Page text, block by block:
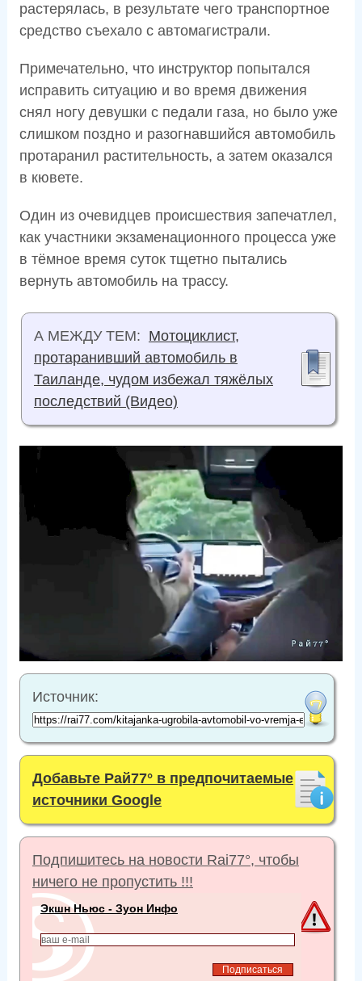
растерялась, в результате чего транспортное
средство съехало с автомагистрали.
Примечательно, что инструктор попытался
исправить ситуацию и во время движения
снял ногу девушки с педали газа, но было уже
слишком поздно и разогнавшийся автомобиль
протаранил растительность, а затем оказался
в кювете.
Один из очевидцев происшествия запечатлел,
как участники экзаменационного процесса уже
в тёмное время суток тщетно пытались
вернуть автомобиль на трассу.
А МЕЖДУ ТЕМ: Мотоциклист,
протаранивший автомобиль в
Таиланде, чудом избежал тяжёлых
последствий (Видео)
Источник:
Добавьте Рай77° в предпочитаемые
источники Google
Подпишитесь на новости Rai77°, чтобы
ничего не пропустить !!!
Экшн Ньюс - Зуон Инфо